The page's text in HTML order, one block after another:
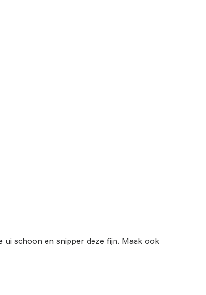
ui schoon en snipper deze fijn. Maak ook